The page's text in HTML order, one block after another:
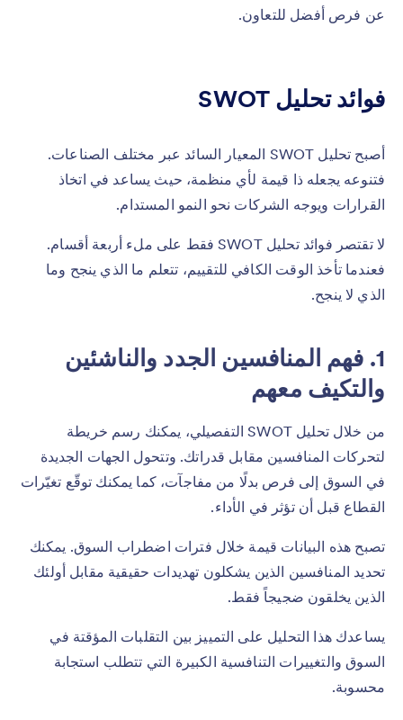
عن فرص أفضل للتعاون.
فوائد تحليل SWOT
أصبح تحليل SWOT المعيار السائد عبر مختلف الصناعات.
فتنوعه يجعله ذا قيمة لأي منظمة، حيث يساعد في اتخاذ
القرارات ويوجه الشركات نحو النمو المستدام.
لا تقتصر فوائد تحليل SWOT فقط على ملء أربعة أقسام.
فعندما تأخذ الوقت الكافي للتقييم، تتعلم ما الذي ينجح وما
الذي لا ينجح.
1. فهم المنافسين الجدد والناشئين
والتكيف معهم
من خلال تحليل SWOT التفصيلي، يمكنك رسم خريطة
لتحركات المنافسين مقابل قدراتك. وتتحول الجهات الجديدة
في السوق إلى فرص بدلًا من مفاجآت، كما يمكنك توقّع تغيّرات
القطاع قبل أن تؤثر في الأداء.
تصبح هذه البيانات قيمة خلال فترات اضطراب السوق. يمكنك
تحديد المنافسين الذين يشكلون تهديدات حقيقية مقابل أولئك
الذين يخلقون ضجيجاً فقط.
يساعدك هذا التحليل على التمييز بين التقلبات المؤقتة في
السوق والتغييرات التنافسية الكبيرة التي تتطلب استجابة
محسوبة.